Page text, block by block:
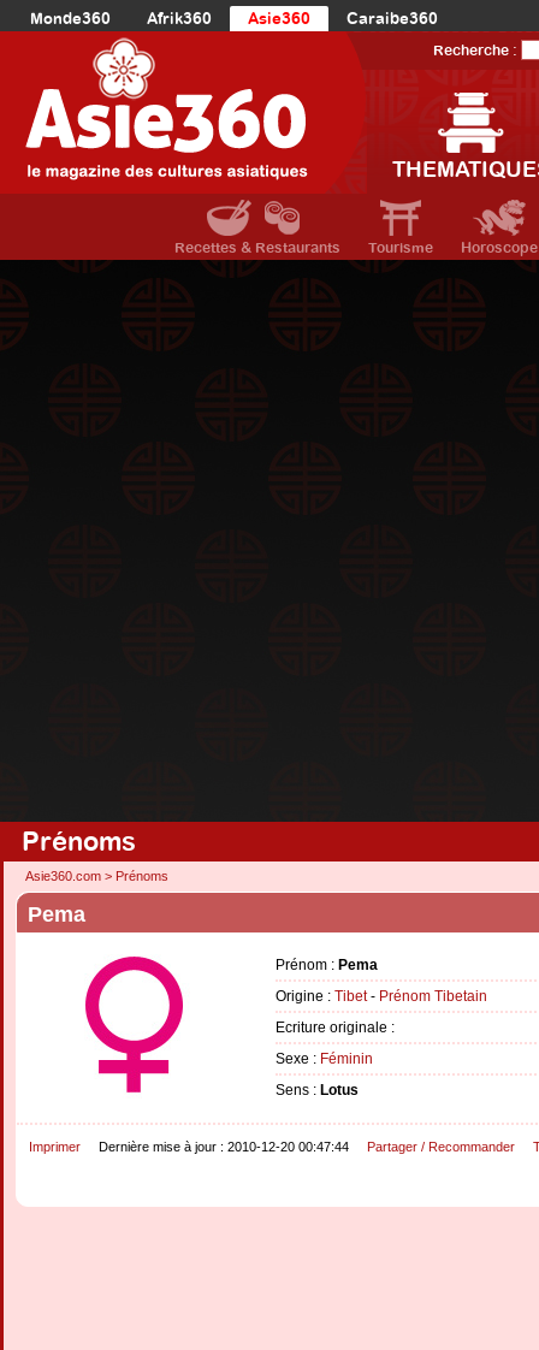
Monde360 Afrik360 Asie360
Caraibe360
Europe360
AmériqueDuNord360
Océanie360
Recherche :
Recettes & Restaurants Tourisme Horoscope
Prénoms
Asie360.com > Prénoms
Pema
Prénom : Pema
Origine : Tibet- Prénom Tibetain
Ecriture originale :
Sexe : Féminin
Sens : Lotus
Imprimer Dernière mise à jour : 2010-12-20 00:47:44 Partager / Recommander